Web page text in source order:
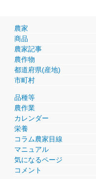
農家
商品
農家記事
農作物
都道府県(産地)
市町村
品種等
農作業
カレンダー
栄養
コラム農家目線
マニュアル
気になるページ
コメント